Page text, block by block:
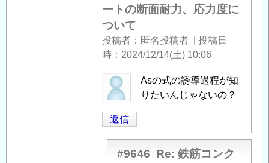
返
ートの断面耐力、応力度に
ついて
投稿者 匿名投稿者
投稿日
時
2024/12/14(土) 10:06
匿
名
稿
者
Asの式の誘導過程が知
りたいんじゃないの？
返信
#9646 Re: 鉄筋コンク